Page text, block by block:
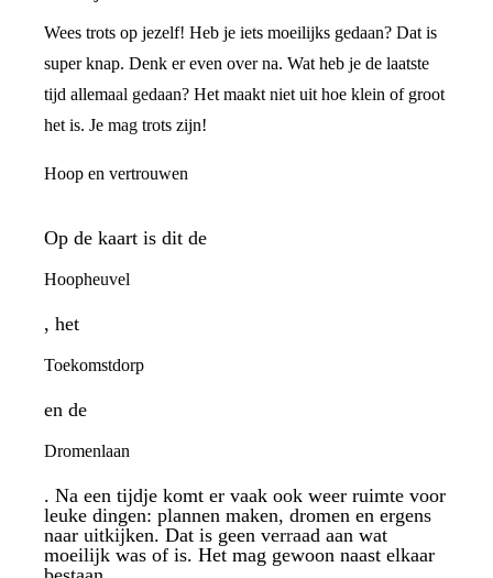
Wees trots op jezelf! Heb je iets moeilijks gedaan? Dat is
super knap. Denk er even over na. Wat heb je de laatste
tijd allemaal gedaan? Het maakt niet uit hoe klein of groot
het is. Je mag trots zijn!
Hoop en vertrouwen
Op de kaart is dit de
Hoopheuvel
, het
Toekomstdorp
en de
Dromenlaan
. Na een tijdje komt er vaak ook weer ruimte voor
leuke dingen: plannen maken, dromen en ergens
naar uitkijken. Dat is geen verraad aan wat
moeilijk was of is. Het mag gewoon naast elkaar
bestaan.